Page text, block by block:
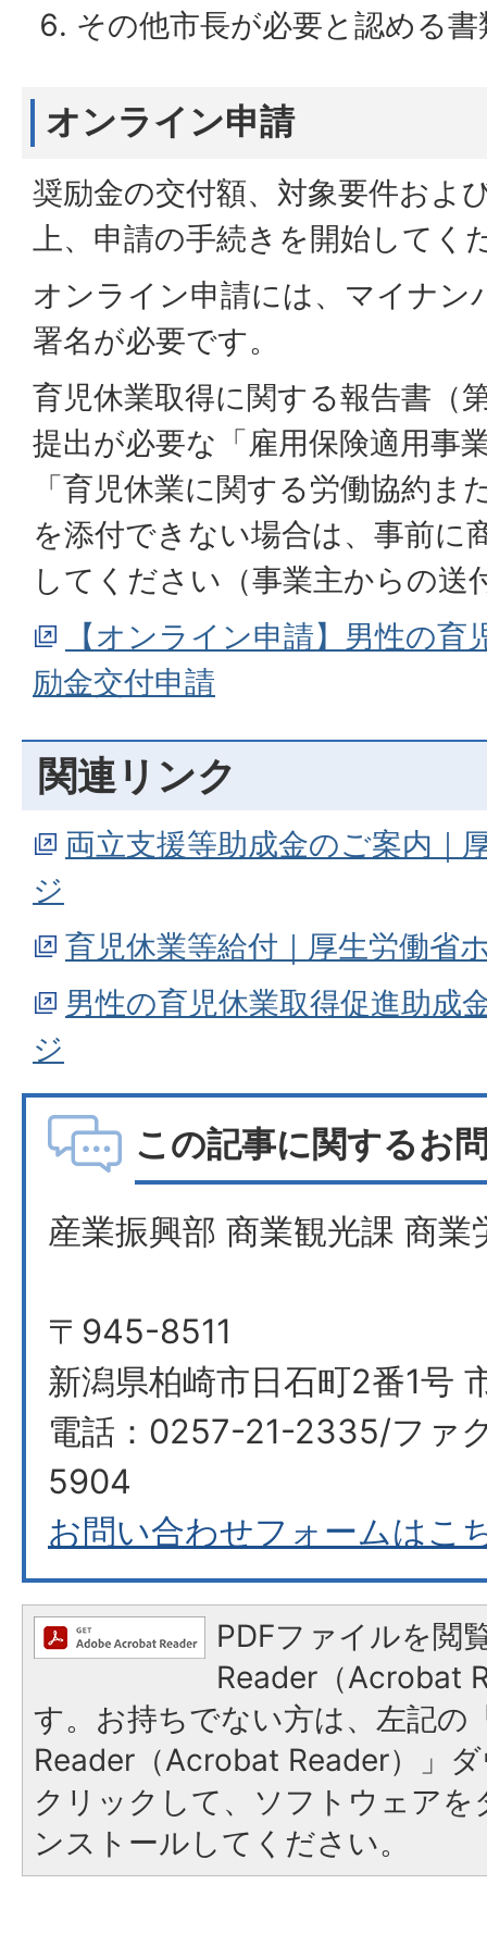
その他市長が必要と認める書
オンライン申請
奨励金の交付額、対象要件およ
上、申請の手続きを開始してく
オンライン申請には、マイナン
署名が必要です。
育児休業取得に関する報告書（
提出が必要な「雇用保険適用事
「育児休業に関する労働協約ま
を添付できない場合は、事前に
してください（事業主からの送
【オンライン申請】男性の育
励金交付申請
関連リンク
両立支援等助成金のご案内｜
ジ
育児休業等給付｜厚生労働省
男性の育児休業取得促進助成
ジ
この記事に関するお
産業振興部 商業観光課 商業
〒945-8511
新潟県柏崎市日石町2番1号
電話：0257-21-2335/ファ
5904
お問い合わせフォームはこ
PDFファイルを閲
Reader（Acrobat
す。お持ちでない方は、左記の
Reader（Acrobat Reader）」
クリックして、ソフトウェア
ンストールしてください。